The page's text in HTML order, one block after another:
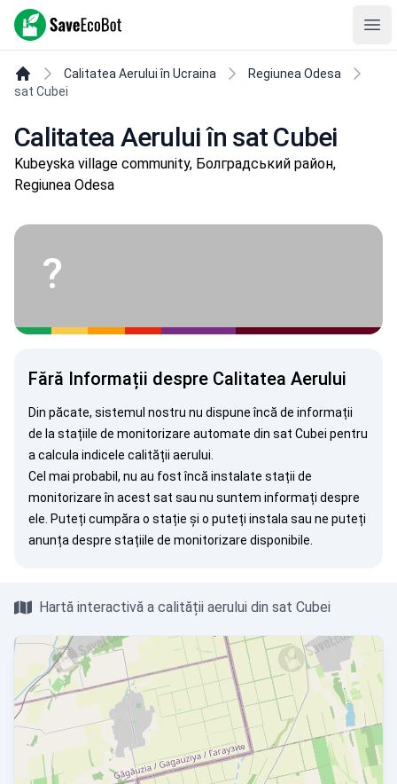
SaveEcoBot
Calitatea Aerului în Ucraina
Regiunea Odesa
sat Cubei
Calitatea Aerului în sat Cubei
Kubeyska village community, Болградський район,
Regiunea Odesa
?
Fără Informații despre Calitatea Aerului
Din păcate, sistemul nostru nu dispune încă de informații
de la stațiile de monitorizare automate din sat Cubei pentru
a calcula indicele calității aerului.
Cel mai probabil, nu au fost încă instalate stații de
monitorizare în acest sat sau nu suntem informați despre
ele. Puteți cumpăra o stație și o puteți instala sau ne puteți
anunța despre stațiile de monitorizare disponibile.
Hartă interactivă a calității aerului din sat Cubei